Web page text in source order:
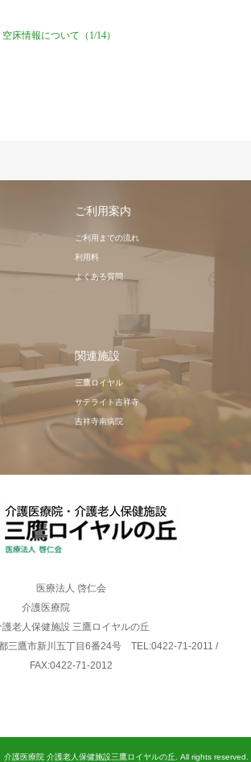
空床情報について（1/14）
ご利用案内
ご利用までの流れ
利用料
よくある質問
関連施設
三鷹ロイヤル
サテライト吉祥寺
吉祥寺南病院
医療法人 啓仁会
護医療院
護老人保健施設 三鷹ロイヤルの丘
三鷹市新川五丁目6番24号 TEL:0422-71-2011 /
FAX:0422-71-2012
護医療院 介護老人保健施設三鷹ロイヤルの丘. All rights reserved.